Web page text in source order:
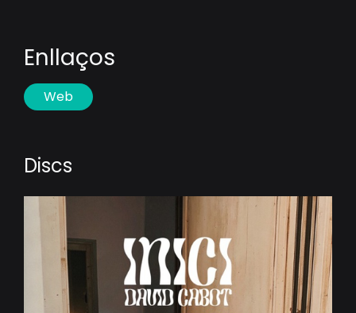
Enllaços
Web
Discs